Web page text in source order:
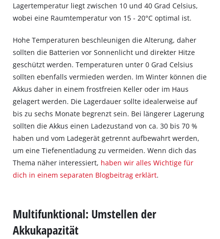
Lagertemperatur liegt zwischen 10 und 40 Grad Celsius,
wobei eine Raumtemperatur von 15 - 20°C optimal ist.
Hohe Temperaturen beschleunigen die Alterung, daher
sollten die Batterien vor Sonnenlicht und direkter Hitze
geschützt werden. Temperaturen unter 0 Grad Celsius
sollten ebenfalls vermieden werden. Im Winter können die
Akkus daher in einem frostfreien Keller oder im Haus
gelagert werden. Die Lagerdauer sollte idealerweise auf
bis zu sechs Monate begrenzt sein. Bei längerer Lagerung
sollten die Akkus einen Ladezustand von ca. 30 bis 70 %
haben und vom Ladegerät getrennt aufbewahrt werden,
um eine Tiefenentladung zu vermeiden. Wenn dich das
Thema näher interessiert, haben wir alles Wichtige für
dich in einem separaten Blogbeitrag erklärt.
Multifunktional: Umstellen der
Akkukapazität